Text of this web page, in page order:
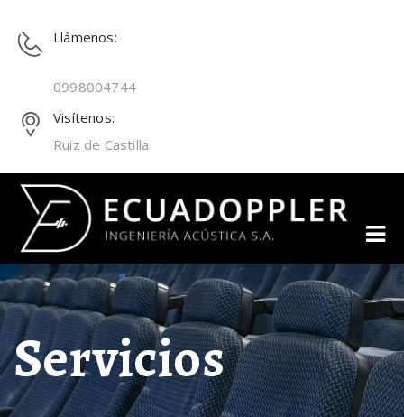
Llámenos:
0998004744
Visítenos:
Ruiz de Castilla
Servicios